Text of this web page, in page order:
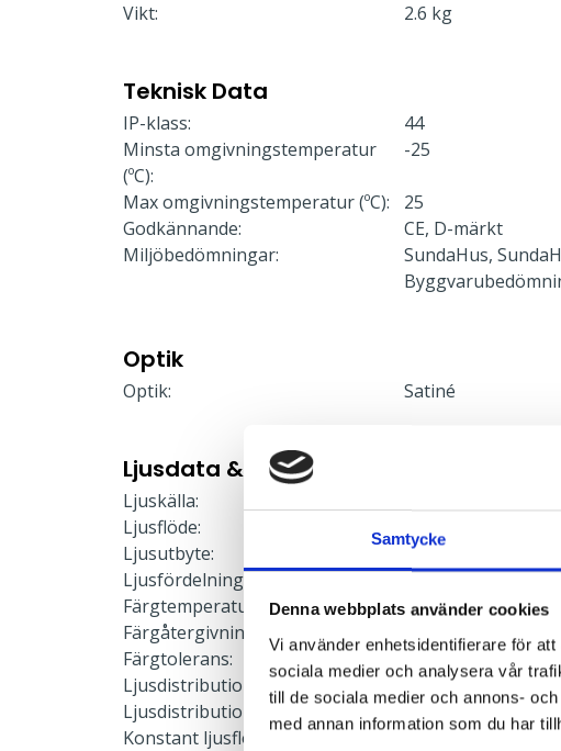
Samtycke
Denna webbplats använder cookies
Vi använder enhetsidentifierare för
sociala medier och analysera vår
till de sociala medier och annons-
med annan information som du har
Vikt:
2.6 kg
Teknisk Data
IP-klass:
44
Minsta omgivningstemperatur
(ºC):
-25
Max omgivningstemperatur (ºC):
25
Godkännande:
CE, D-märkt
Miljöbedömningar:
SundaHus,
Optik
Optik: Satiné
Ljusdata & Prestanda
Ljuskälla:
Ljusflöde:
6868 lm
Ljusutbyte:
135 lm/W
Ljusfördelning:
Direkt/Indirekt,
Färgtemperatur:
4000 K
Färgåtergivning:
≥80
Färgtolerans:
≤3 SDCM
Ljusdistribution upp:
7 %
Ljusdistribution ner:
93 %
Konstant ljusflöde:
Nej